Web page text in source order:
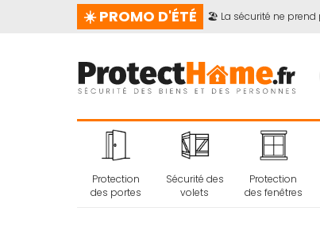
☀️ PROMO D'ÉTÉ🏖️ La sécurité ne prend
Protection
des portes
Sécurité des
volets
Protection
des fenêtres